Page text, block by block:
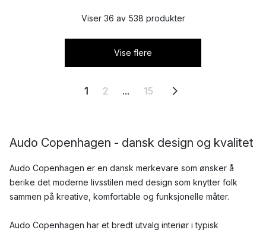
Viser 36 av 538 produkter
Vise flere
1 2 ... 15
Audo Copenhagen - dansk design og kvalitet
Audo Copenhagen er en dansk merkevare som ønsker å
berike det moderne livsstilen med design som knytter folk
sammen på kreative, komfortable og funksjonelle måter.
Audo Copenhagen har et bredt utvalg interiør i typisk